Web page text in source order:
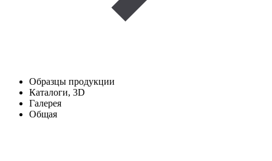
Образцы продукции
Каталоги, 3D
Галерея
Общая